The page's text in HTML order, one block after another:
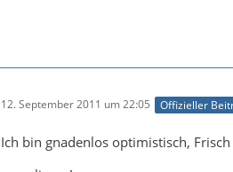
12. September 2011 um 22:05 Offizieller
Ich bin gnadenlos optimistisch,